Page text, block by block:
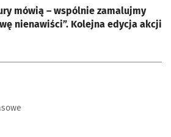
mówią – wspólnie zamalujmy
nienawiści”. Kolejna edycja akcji